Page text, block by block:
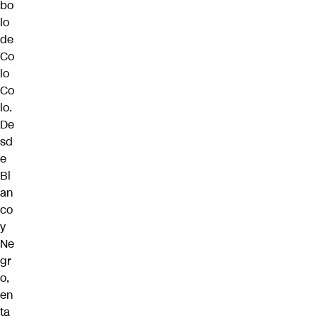
bo
lo
de
Co
lo
Co
lo.
De
sd
e
Bl
an
co
y
Ne
gr
o,
en
ta